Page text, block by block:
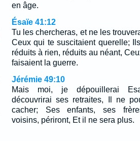
en âge.
Ésaïe 41:12
Tu les chercheras, et ne les
Ceux qui te suscitaient querelle;
réduits à rien, réduits au néant,
faisaient la guerre.
Jérémie 49:10
Mais moi, je dépouillerai
découvrirai ses retraites, Il ne
cacher; Ses enfants, ses
voisins, périront, Et il ne sera plus.